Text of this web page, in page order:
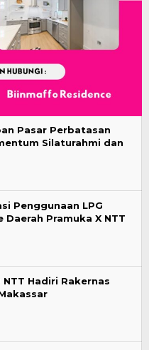
Pasar Perbatasan
Silaturahmi dan
Penggunaan LPG
Pramuka X NTT
NTT Hadiri Rakernas